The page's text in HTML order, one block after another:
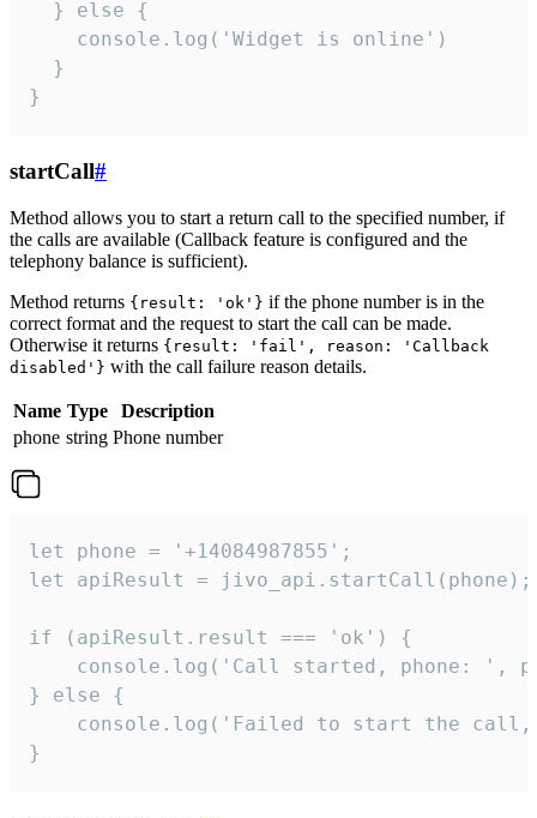
  } else {
    console.log('Widget is online')
  }
}
startCall#
Method allows you to start a return call to the specified number, if
the calls are available (Callback feature is configured and the
telephony balance is sufficient).
Method returns {result: 'ok'} if the phone number is in the
correct format and the request to start the call can be made.
Otherwise it returns {result: 'fail', reason: 'Callback
disabled'} with the call failure reason details.
Name Type
Description
phone string Phone number
let phone = '+14084987855';
let apiResult = jivo_api.startCall(phone);
if (apiResult.result === 'ok') {
console.log('Call started, phone: ',
} else {
console.log('Failed to start the
}